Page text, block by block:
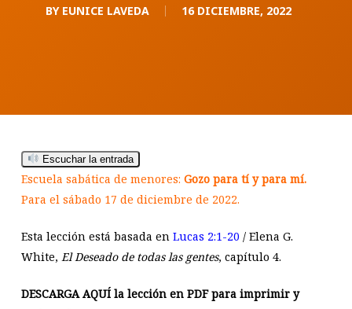
BY EUNICE LAVEDA 16 DICIEMBRE, 2022
Escuchar la entrada
Escuela sabática de menores: Gozo para tí y para mí.
Para el sábado 17 de diciembre de 2022.
Esta lección está basada en Lucas 2:1-20 / Elena G.
White, El Deseado de todas las gentes, capítulo 4.
DESCARGA AQUÍ la lección en PDF para imprimir y